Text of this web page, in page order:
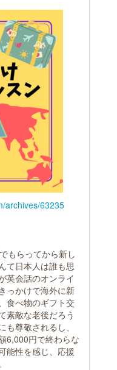
archives/63235
もらってから新し
て日本人は誰も思
英会話のオンライ
っかけで海外に新
食べ物のギフト交
素敵な老後だろう
も尊敬されるし、
6,000円で終わらな
能性を感じ、応援